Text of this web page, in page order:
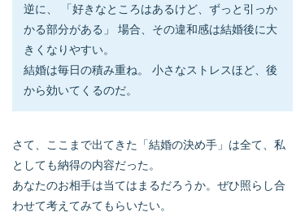
逆に、 「好きなところはあるけど、ずっと引っか
かる部分がある」 場合、その違和感は結婚後に大
きくなりやすい。
結婚は毎日の積み重ね。 小さなストレスほど、後
から効いてくるのだ。
さて、ここまで出てきた「結婚の決め手」は全て、私
としても納得の内容だった。
あなたのお相手は当てはまるだろうか。ぜひ照らし合
わせて考えてみてもらいたい。